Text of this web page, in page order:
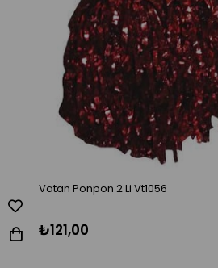
Vatan Ponpon 2 Li Vt1056
₺121,00